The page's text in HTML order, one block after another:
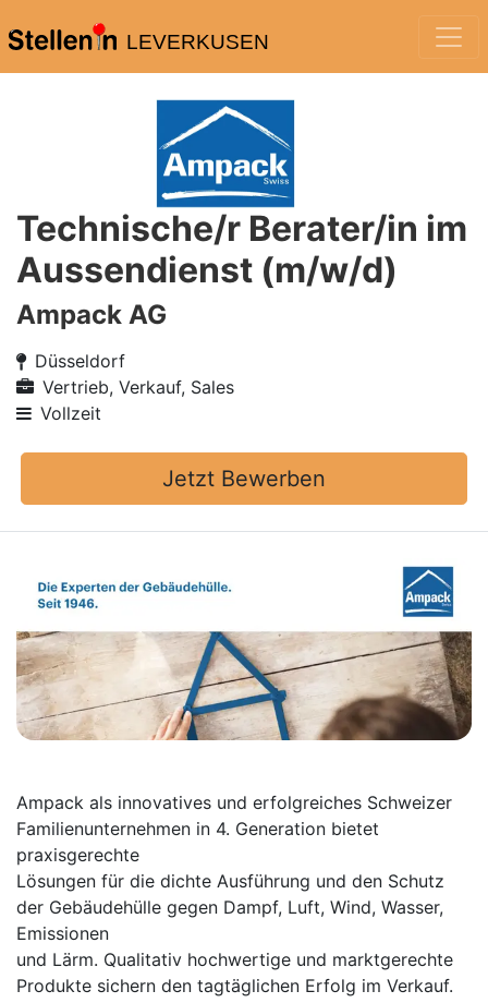
LEVERKUSEN
Technische/r Berater/in im
Aussendienst (m/w/d)
Ampack AG
Düsseldorf
Vertrieb, Verkauf, Sales
Vollzeit
Jetzt Bewerben
Ampack als innovatives und erfolgreiches Schweizer
Familienunternehmen in 4. Generation bietet
praxisgerechte
Lösungen für die dichte Ausführung und den Schutz
der Gebäudehülle gegen Dampf, Luft, Wind, Wasser,
Emissionen
und Lärm. Qualitativ hochwertige und marktgerechte
Produkte sichern den tagtäglichen Erfolg im Verkauf.